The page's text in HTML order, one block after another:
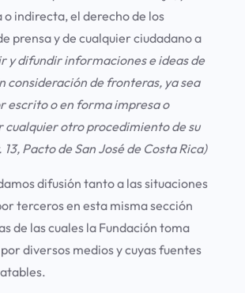
indirecta, el derecho de los
prensa y de cualquier ciudadano a
y difundir informaciones e ideas de
consideración de fronteras, ya sea
escrito o en forma impresa o
cualquier otro procedimiento de su
Pacto de San José de Costa Rica)
difusión tanto a las situaciones
terceros en esta misma sección
de las cuales la Fundación toma
diversos medios y cuyas fuentes